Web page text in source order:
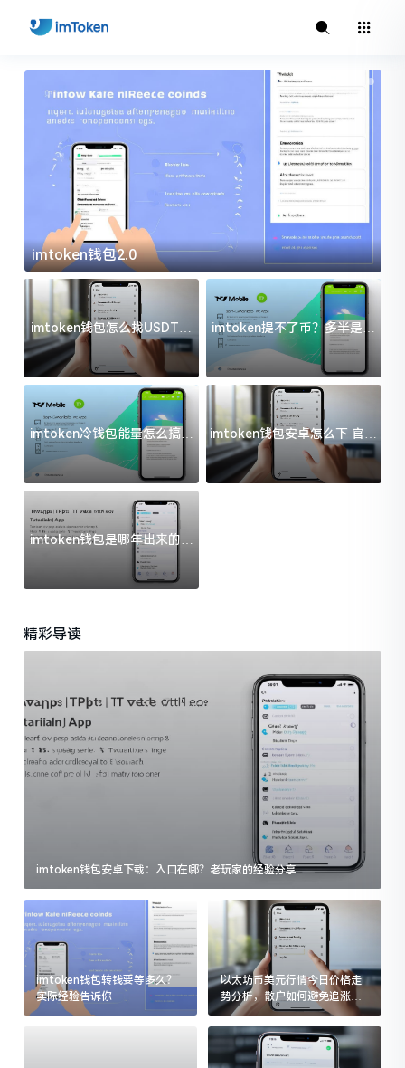
imtoken钱包2.0
imtoken钱包怎么找USDT地
址？三步搞定不踩坑
imtoken提不了币？多半是这
几件事没处理好
imtoken冷钱包能量怎么搞？
过来人告诉你门道
imtoken钱包安卓怎么下 官方
渠道避坑指南
imtoken钱包是哪年出来的？
一文给你说清楚
精彩导读
imtoken钱包安卓下载：入口在哪？老玩家的经验分享
imtoken钱包转钱要等多久？
实际经验告诉你
以太坊币美元行情今日价格走
势分析，散户如何避免追涨杀
跌被套牢